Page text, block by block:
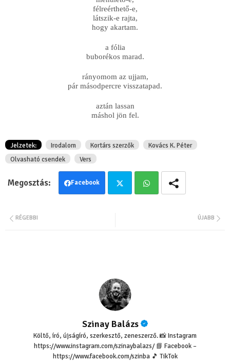
félreérthető-e,
látszik-e rajta,
hogy akartam.
a fólia
buborékos marad.
rányomom az ujjam,
pár másodpercre visszatapad.
aztán lassan
máshol jön fel.
Jelzetek: Irodalom Kortárs szerzők
Kovács K. Péter
Olvasható csendek
Vers
Facebook
ÚJABB
RÉGEBBI
Szinay Balázs
Költő, író, újságíró, szerkesztő, zeneszerző. 📸 Instagram
https://www.instagram.com/szinaybalazs/ 📘 Facebook –
https://www.facebook.com/szinba 🎵 TikTok